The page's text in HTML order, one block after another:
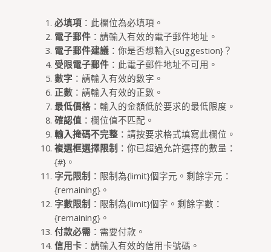
必填項：此欄位為必填項。
電子郵件：請輸入有效的電子郵件地址。
電子郵件建議：你是否想輸入{suggestion}？
受限電子郵件：此電子郵件地址不可用。
數字：請輸入有效的數字。
正數：請輸入有效的正數。
最低價格：輸入的金額低於要求的最低限度。
確認值 ：欄位值不匹配。
輸入掩碼不完整：請按要求格式填寫此欄位。
複選框選擇限制 ：你已超過允許選擇的數量：
{#}。
字元限制 ：限制為{limit}個字元。剩餘字元：
{remaining}。
字數限制 ：限制為{limit}個字。剩餘字數：
{remaining}。
付款必需：需要付款。
信用卡：請輸入有效的信用卡號碼。